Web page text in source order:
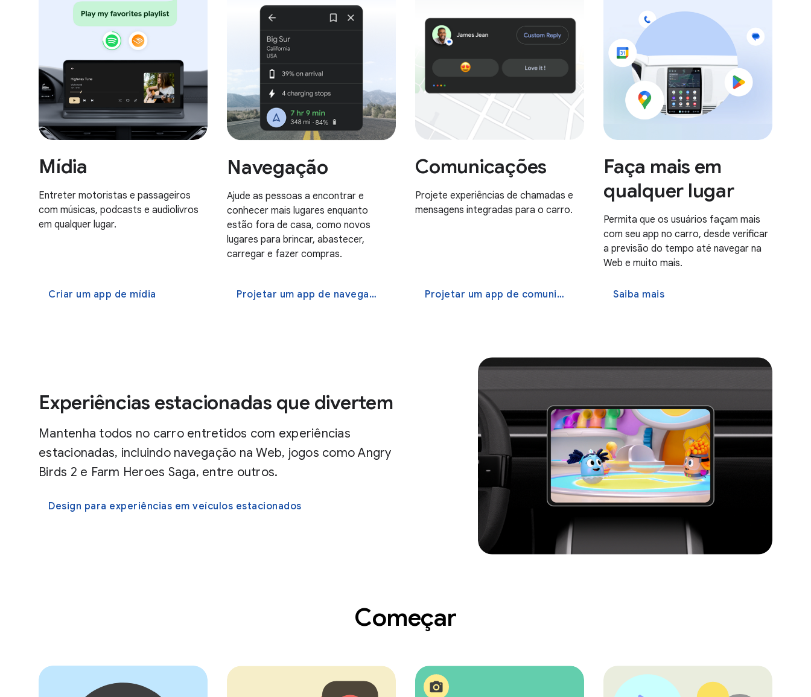
Mídia
Entreter motoristas e passageiros
com músicas, podcasts e audiolivros
em qualquer lugar.
Criar um app de mídia
Navegação
Ajude as pessoas a encontrar e
conhecer mais lugares enquanto
estão fora de casa, como novos
lugares para brincar, abastecer,
carregar e fazer compras.
Projetar um app de navegação
Comunicações
Projete experiências de chamadas e
mensagens integradas para o carro.
Projetar um app de comunicação
Faça mais em
qualquer lugar
Permita que os usuários façam mais
com seu app no carro, desde verificar
a previsão do tempo até navegar na
Web e muito mais.
Saiba mais
Experiências estacionadas que divertem
Mantenha todos no carro entretidos com experiências
estacionadas, incluindo navegação na Web, jogos como Angry
Birds 2 e Farm Heroes Saga, entre outros.
Design para experiências em veículos estacionados
Começar